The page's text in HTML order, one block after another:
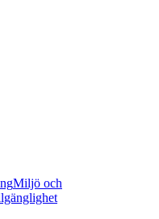
Miljö och